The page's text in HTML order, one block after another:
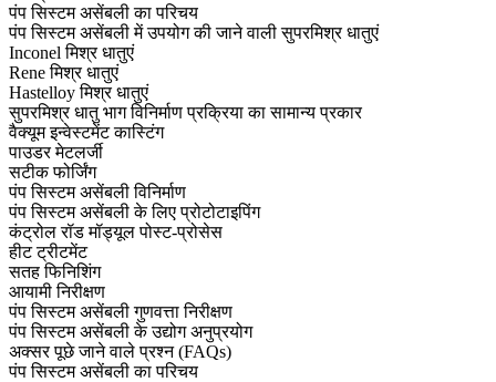
पंप सिस्टम असेंबली का परिचय
पंप सिस्टम असेंबली में उपयोग की जाने वाली सुपरमिश्र धातुएं
Inconel मिश्र धातुएं
Rene मिश्र धातुएं
Hastelloy मिश्र धातुएं
सुपरमिश्र धातु भाग विनिर्माण प्रक्रिया का सामान्य प्रकार
वैक्यूम इन्वेस्टमेंट कास्टिंग
पाउडर मेटलर्जी
सटीक फोर्जिंग
पंप सिस्टम असेंबली विनिर्माण
पंप सिस्टम असेंबली के लिए प्रोटोटाइपिंग
कंट्रोल रॉड मॉड्यूल पोस्ट-प्रोसेस
हीट ट्रीटमेंट
सतह फिनिशिंग
आयामी निरीक्षण
पंप सिस्टम असेंबली गुणवत्ता निरीक्षण
पंप सिस्टम असेंबली के उद्योग अनुप्रयोग
अक्सर पूछे जाने वाले प्रश्न (FAQs)
पंप सिस्टम असेंबली का परिचय